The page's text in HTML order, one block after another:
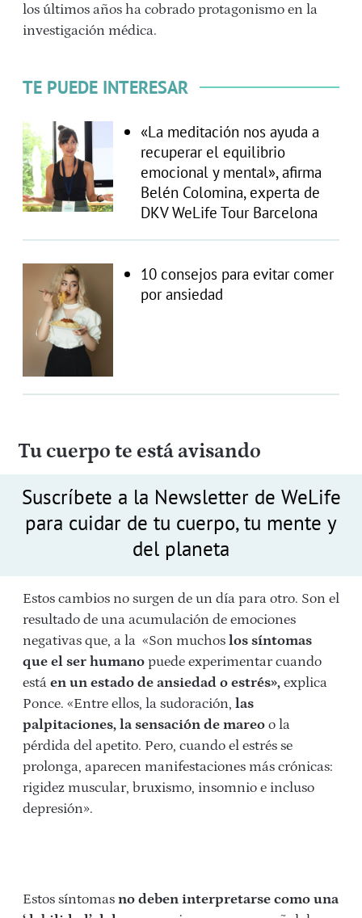
los últimos años ha cobrado protagonismo en la
investigación médica.
TE PUEDE INTERESAR
«La meditación nos ayuda a
recuperar el equilibrio
emocional y mental», afirma
Belén Colomina, experta de
DKV WeLife Tour Barcelona
10 consejos para evitar comer
por ansiedad
Tu cuerpo te está avisando
Suscríbete a la Newsletter de WeLife
para cuidar de tu cuerpo, tu mente y
del planeta
Estos cambios no surgen de un día para otro. Son el
resultado de una acumulación de emociones
negativas que, a la «Son muchos los síntomas
que el ser humano puede experimentar cuando
está en un estado de ansiedad o estrés», explica
Ponce. «Entre ellos, la sudoración, las
palpitaciones, la sensación de mareo o la
pérdida del apetito. Pero, cuando el estrés se
prolonga, aparecen manifestaciones más crónicas:
rigidez muscular, bruxismo, insomnio e incluso
depresión».
Estos síntomas no deben interpretarse como una